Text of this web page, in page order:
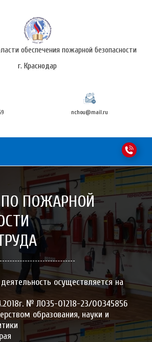
обеспечения пожарной безопасности
г. Краснодар
nchou@mail.ru
ПО ПОЖАРНОЙ
осуществляется на
№ Л035-01218-23/00345856
образования, науки и